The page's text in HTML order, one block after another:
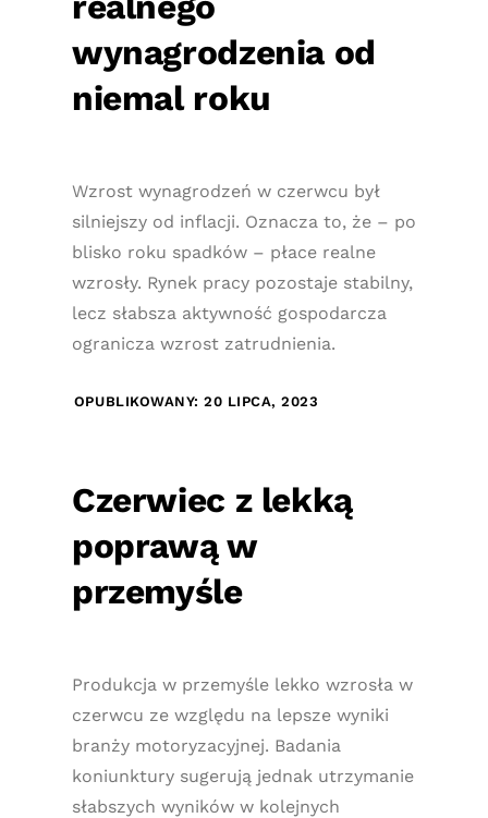
wynagrodzenia od
niemal roku
Wzrost wynagrodzeń w czerwcu był
silniejszy od inflacji. Oznacza to, że – po
blisko roku spadków – płace realne
wzrosły. Rynek pracy pozostaje stabilny,
lecz słabsza aktywność gospodarcza
ogranicza wzrost zatrudnienia.
OPUBLIKOWANY: 20 LIPCA, 2023
Czerwiec z lekką
poprawą w
przemyśle
Produkcja w przemyśle lekko wzrosła w
czerwcu ze względu na lepsze wyniki
branży motoryzacyjnej. Badania
koniunktury sugerują jednak utrzymanie
słabszych wyników w kolejnych